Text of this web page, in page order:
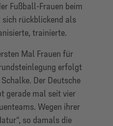
Fußball-Frauen beim
rückblickend als
trainierte.
Mal Frauen für
erfolgt
Der Deutsche
gerade mal seit vier
Wegen ihrer
so damals die